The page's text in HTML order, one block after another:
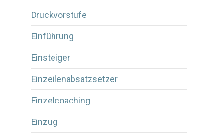
Druckvorstufe
Einführung
Einsteiger
Einzeilenabsatzsetzer
Einzelcoaching
Einzug